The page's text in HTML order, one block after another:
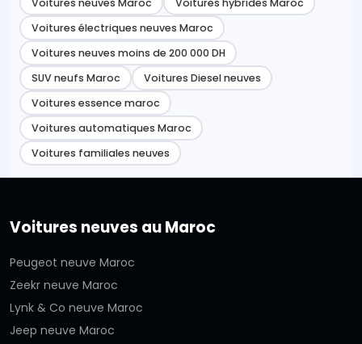
Voitures électriques neuves Maroc
Voitures neuves moins de 200 000 DH
SUV neufs Maroc
Voitures Diesel neuves
Voitures essence maroc
Voitures automatiques Maroc
Voitures familiales neuves
Voitures neuves au Maroc
Peugeot neuve Maroc
Zeekr neuve Maroc
Lynk & Co neuve Maroc
Jeep neuve Maroc